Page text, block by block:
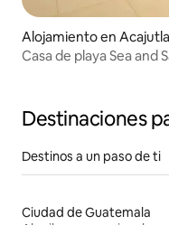
Alojamiento en Acajutla
Casa de playa Sea and
Destinaciones
Destinos a un paso de ti
Ciudad de Guatemala